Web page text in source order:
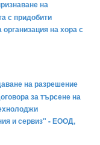
на
с придобити
на хора с
на разрешение
за търсене на
и сервиз" - ЕООД,